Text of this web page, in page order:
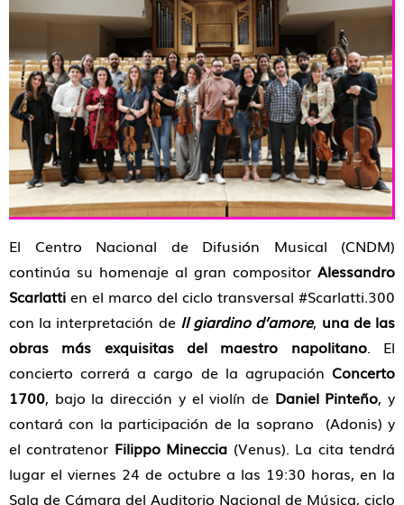
El Centro Nacional de Difusión Musical (CNDM)
continúa su homenaje al gran compositor Alessandro
Scarlatti en el marco del ciclo transversal #Scarlatti.300
con la interpretación de Il giardino d’amore, una de las
obras más exquisitas del maestro napolitano. El
concierto correrá a cargo de la agrupación Concerto
1700, bajo la dirección y el violín de Daniel Pinteño, y
contará con la participación de la soprano
(Adonis) y
el contratenor Filippo Mineccia (Venus). La cita tendrá
lugar el viernes 24 de octubre a las 19:30 horas, en la
Sala de Cámara del Auditorio Nacional de Música, ciclo